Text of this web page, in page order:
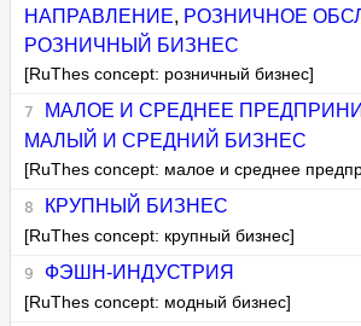
НАПРАВЛЕНИЕ, РОЗНИЧНОЕ
РОЗНИЧНЫЙ БИЗНЕС
[RuThes concept: розничный бизнес]
МАЛОЕ И СРЕДНЕЕ
МАЛЫЙ И СРЕДНИЙ БИЗНЕС
[RuThes concept: малое и среднее
КРУПНЫЙ БИЗНЕС
[RuThes concept: крупный бизнес]
ФЭШН-ИНДУСТРИЯ
[RuThes concept: модный бизнес]